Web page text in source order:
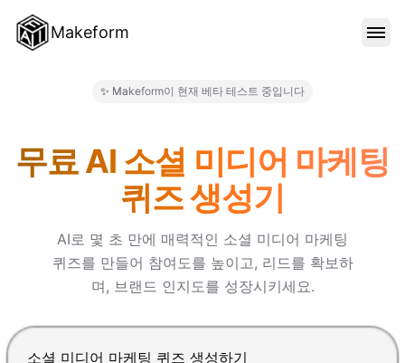
Makeform
가격
✨ Makeform이 현재 베타 테스트 중입니다
무료 AI 소셜 미디어 마케팅
퀴즈 생성기
AI로 몇 초 만에 매력적인 소셜 미디어 마케팅
퀴즈를 만들어 참여도를 높이고, 리드를 확보하
며, 브랜드 인지도를 성장시키세요.
Enter를 눌러 제출, Shift+Enter로 줄바꿈 추가